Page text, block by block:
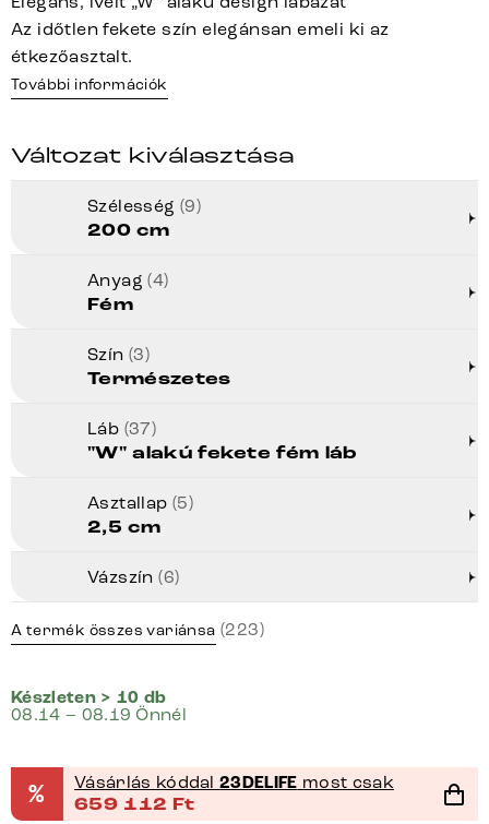
Az időtlen fekete szín elegánsan emeli ki az
étkezőasztalt.
További információk
Változat kiválasztása
Szélesség (9)
200 cm
Anyag(4)
Fém
Szín (3)
Természetes
Láb (37)
"W" alakú fekete fém láb
Asztallap (5)
2,5 cm
Vázszín(6)
A termék összes variánsa (223)
Készleten > 10 db
08.14 – 08.19 Önnél
% Vásárlás kóddal23DELIFE most csak
659 112 Ft